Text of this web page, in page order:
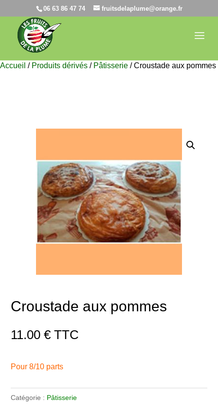
06 63 86 47 74 fruitsdelaplume@orange.fr
Accueil / Produits dérivés / Pâtisserie / Croustade aux pommes
Croustade aux pommes
11.00€ TTC
Pour 8/10 parts
Catégorie : Pâtisserie